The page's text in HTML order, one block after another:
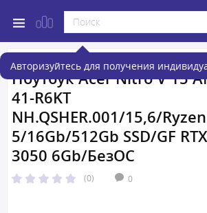
Авторизуйтесь для получения
Ноутбук Acer Nitro V 15
41-R6KT
NH.QSHER.001/15,6/Ryzen
5/16Gb/512Gb SSD/GF RTX
3050 6Gb/БезОС
(0) 0